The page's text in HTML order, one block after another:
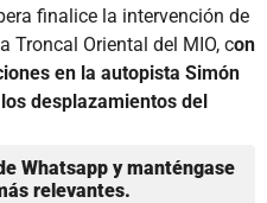
finalice la intervención de
Troncal Oriental del MIO, con
en la autopista Simón
desplazamientos del
Whatsapp y manténgase
relevantes.